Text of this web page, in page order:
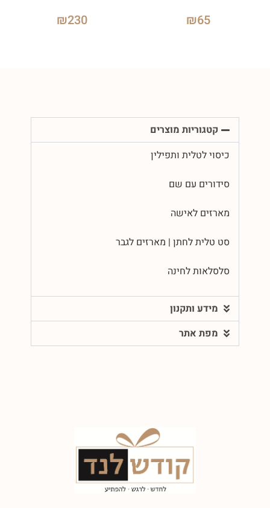
₪65
₪230
קטגוריות מוצרים
כיסוי לטלית ותפילין
סידורים עם שם
מארזים לאישה
סט טלית לחתן | מארזים לגבר
סלסלאות לחינה
מידע ותקנון
מפת אתר